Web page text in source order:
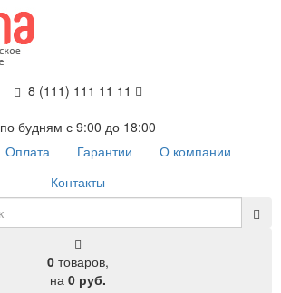
8 (111) 111 11 11
по будням с 9:00 до 18:00
Оплата Гарантии
О компании
Контакты
0 товаров,
на 0 руб.